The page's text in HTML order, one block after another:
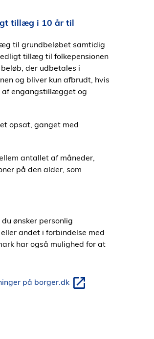
tillæg i 10 år til
til grundbeløbet samtidig
tillæg til folkepensionen
der udbetales i
og bliver kun afbrudt, hvis
af engangstillægget og
opsat, ganget med
antallet af måneder,
på den alder, som
ønsker personlig
andet i forbindelse med
har også mulighed for at
på borger.dk